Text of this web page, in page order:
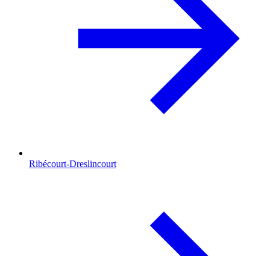
Ribécourt-Dreslincourt